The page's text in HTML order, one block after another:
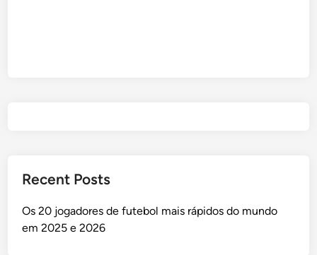
Recent Posts
Os 20 jogadores de futebol mais rápidos do mundo
em 2025 e 2026